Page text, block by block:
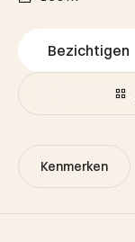
Bezichtigen
Kenmerken